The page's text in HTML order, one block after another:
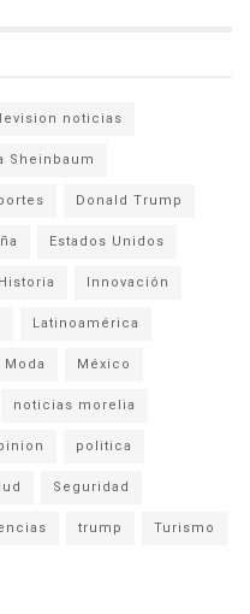
noticias
Sheinbaum
Donald Trump
Estados Unidos
Historia Innovación
Latinoamérica
Moda México
noticias morelia
politica
Seguridad
trump Turismo